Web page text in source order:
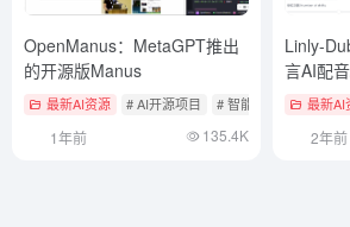
OpenManus：MetaGPT推出
的开源版Manus
最新AI资源 # AI开源项目 # 智能体开发框架
1年前 135.4K
Linly-
言AI配
最新AI
2年前